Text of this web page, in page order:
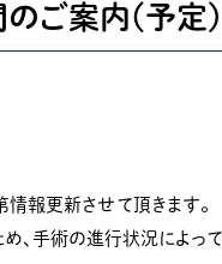
のご案内(予定)
報更新させて頂きます。
、手術の進行状況によっ